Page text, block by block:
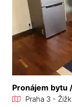
Pronájem bytu
Praha 3 -